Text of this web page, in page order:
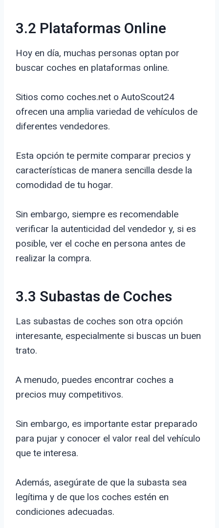
3.2 Plataformas Online
Hoy en día, muchas personas optan por
buscar coches en plataformas online.
Sitios como coches.net o AutoScout24
ofrecen una amplia variedad de vehículos de
diferentes vendedores.
Esta opción te permite comparar precios y
características de manera sencilla desde la
comodidad de tu hogar.
Sin embargo, siempre es recomendable
verificar la autenticidad del vendedor y, si es
posible, ver el coche en persona antes de
realizar la compra.
3.3 Subastas de Coches
Las subastas de coches son otra opción
interesante, especialmente si buscas un buen
trato.
A menudo, puedes encontrar coches a
precios muy competitivos.
Sin embargo, es importante estar preparado
para pujar y conocer el valor real del vehículo
que te interesa.
Además, asegúrate de que la subasta sea
legítima y de que los coches estén en
condiciones adecuadas.